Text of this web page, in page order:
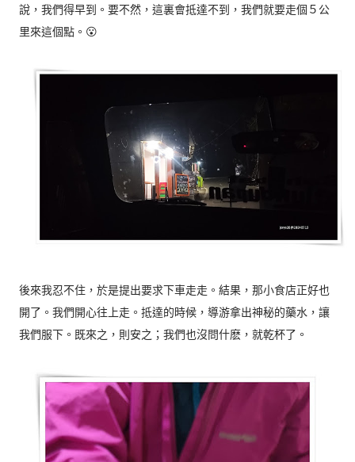
說，我們得早到。要不然，這裏會抵達不到，我們就要走個５公
里來這個點。😮
後來我忍不住，於是提出要求下車走走。結果，那小食店正好也
開了。我們開心往上走。抵達的時候，導游拿出神秘的藥水，讓
我們服下。既來之，則安之；我們也沒問什麽，就乾杯了。